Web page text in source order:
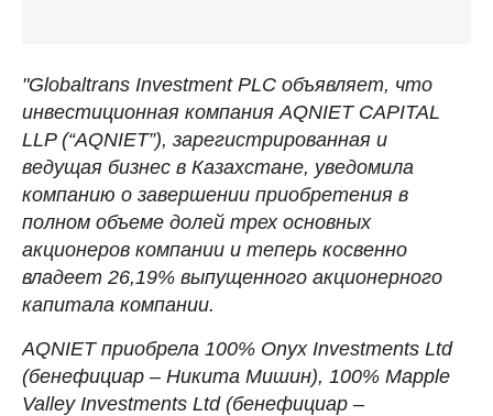
"Globaltrans Investment PLC объявляет, что
инвестиционная компания AQNIET CAPITAL
LLP (“AQNIET”), зарегистрированная и
ведущая бизнес в Казахстане, уведомила
компанию о завершении приобретения в
полном объеме долей трех основных
акционеров компании и теперь косвенно
владеет 26,19% выпущенного акционерного
капитала компании.
AQNIET приобрела 100% Onyx Investments Ltd
(бенефициар – Никита Мишин), 100% Mapple
Valley Investments Ltd (бенефициар –